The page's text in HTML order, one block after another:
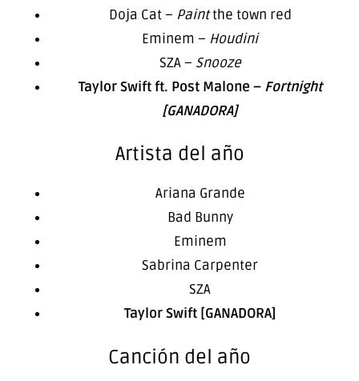
Doja Cat – Paintthe town red
Eminem – Houdini
SZA – Snooze
Taylor Swift ft. Post Malone – Fortnight
[GANADORA]
Artista del año
Ariana Grande
Bad Bunny
Eminem
Sabrina Carpenter
SZA
Taylor Swift [GANADORA]
Canción del año